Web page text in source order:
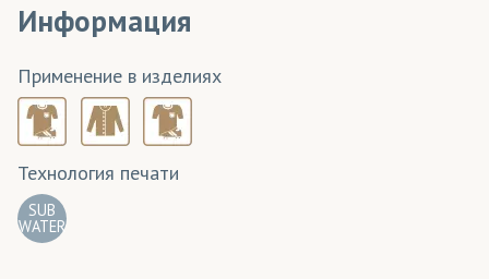
Информация
Применение в изделиях
Технология печати
SUB
WATER